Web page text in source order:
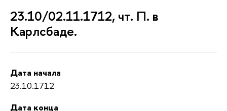
23.10/02.11.1712, чт. П. в
Карлсбаде.
Дата начала
23.10.1712
Дата конца